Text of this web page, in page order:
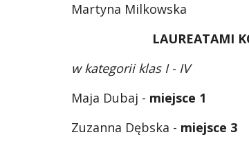
Martyna Milkowska
LAUREATAMI
w kategorii klas I - IV
Maja Dubaj - miejsce 1
Zuzanna Dębska - miejsce 3